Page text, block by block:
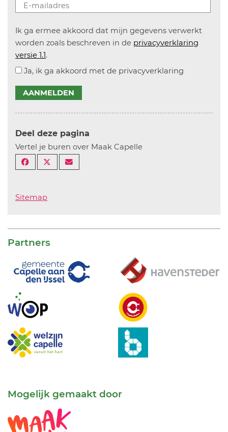
Ik ga ermee akkoord dat mijn gegevens verwerkt
worden zoals beschreven in de privacyverklaring
versie 1.1.
Ja, ik ga akkoord met de privacyverklaring
AANMELDEN
Deel deze pagina
Vertel je buren over Maak Capelle
Sitemap
Partners
Mogelijk gemaakt door